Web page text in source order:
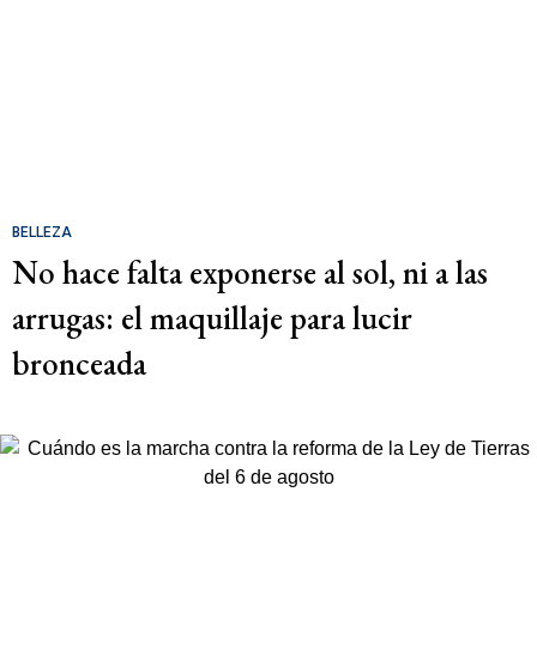
BELLEZA
No hace falta exponerse al sol, ni a las
arrugas: el maquillaje para lucir
bronceada